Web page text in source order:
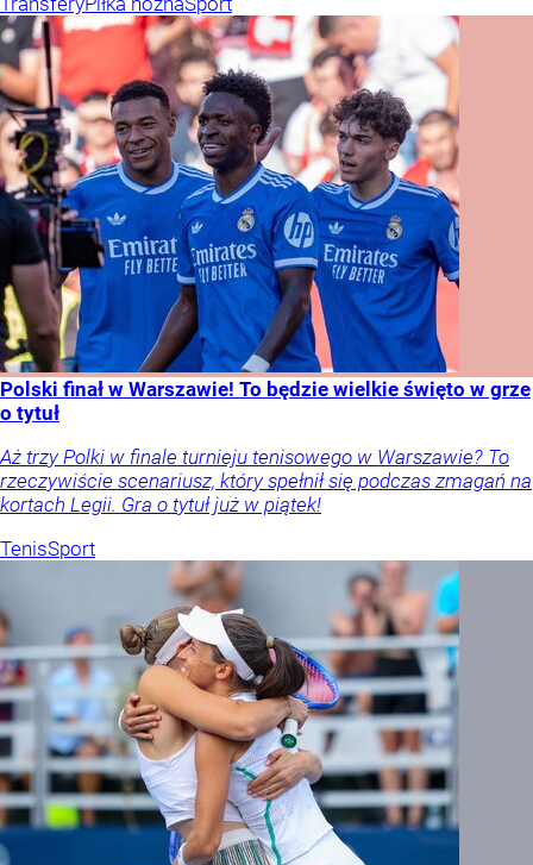
Polski finał w Warszawie! To będzie wielkie święto w grze
o tytuł
Aż trzy Polki w finale turnieju tenisowego w Warszawie? To
rzeczywiście scenariusz, który spełnił się podczas zmagań na
kortach Legii. Gra o tytuł już w piątek!
TenisSport